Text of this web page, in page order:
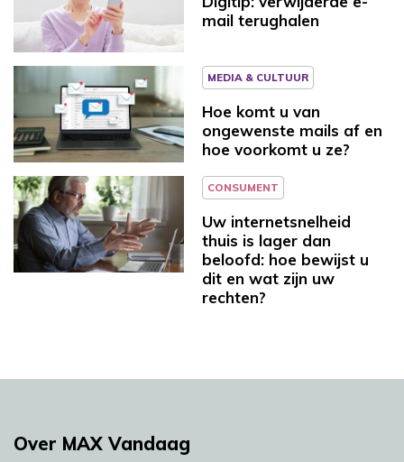
mail terughalen
MEDIA & CULTUUR
Hoe komt u van
ongewenste mails af en
hoe voorkomt u ze?
CONSUMENT
Uw internetsnelheid
thuis is lager dan
beloofd: hoe bewijst u
dit en wat zijn uw
rechten?
Over MAX Vandaag